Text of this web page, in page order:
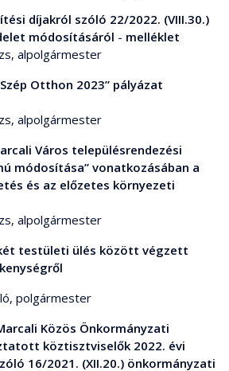
díjakról szóló 22/2022. (VIII.30.)
módosításáról - melléklet
alpolgármester
Otthon 2023” pályázat
alpolgármester
Város településrendezési
módosítása” vonatkozásában a
és az előzetes környezeti
alpolgármester
testületi ülés között végzett
polgármester
Közös Önkormányzati
köztisztviselők 2022. évi
16/2021. (XII.20.) önkormányzati